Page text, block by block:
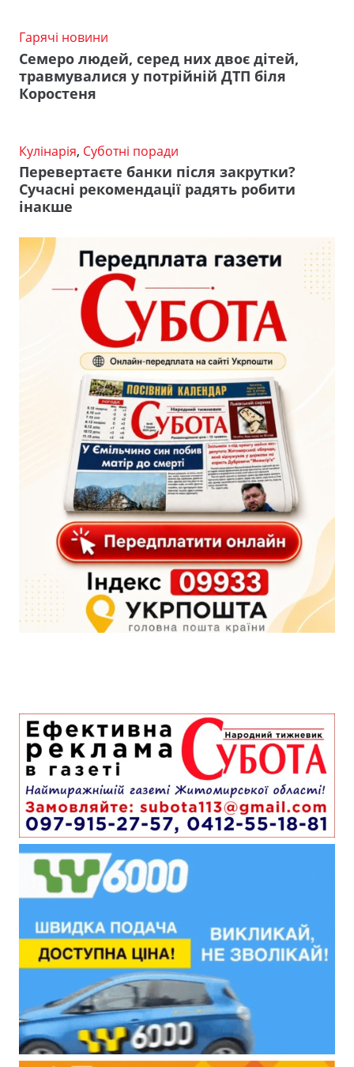
Гарячі новини
Семеро людей, серед них двоє дітей,
травмувалися у потрійній ДТП біля
Коростеня
Кулінарія, Суботні поради
Перевертаєте банки після закрутки?
Сучасні рекомендації радять робити
інакше